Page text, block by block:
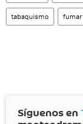
tabaquismo fumar
Síguenos en